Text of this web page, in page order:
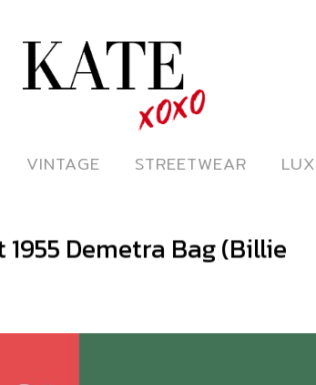
ดูหนังออนไลน์
VINTAGE
VINTAGE STREETWEAR
STREETWEAR
Demetra Bag (Billie